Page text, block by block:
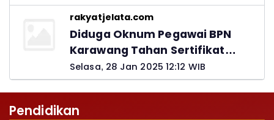
rakyatjelata.com
Diduga Oknum Pegawai BPN
Karawang Tahan Sertifikat
Pemohon PTSL
Selasa, 28 Jan 2025 12:12 WIB
Pendidikan